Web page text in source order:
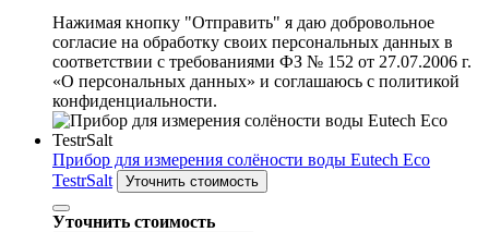
Нажимая кнопку "Отправить" я даю добровольное
согласие на обработку своих персональных данных в
соответствии с требованиями ФЗ № 152 от 27.07.2006 г.
«О персональных данных» и соглашаюсь с политикой
конфиденциальности.
Прибор для измерения солёности воды Eutech Eco
TestrSalt
Уточнить стоимость
Уточнить стоимость